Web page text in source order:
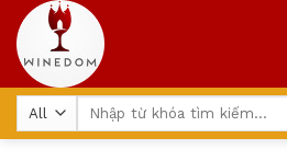
Skip
content